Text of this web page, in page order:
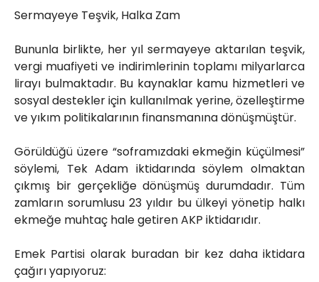
Sermayeye Teşvik, Halka Zam
Bununla birlikte, her yıl sermayeye aktarılan teşvik,
vergi muafiyeti ve indirimlerinin toplamı milyarlarca
lirayı bulmaktadır. Bu kaynaklar kamu hizmetleri ve
sosyal destekler için kullanılmak yerine, özelleştirme
ve yıkım politikalarının finansmanına dönüşmüştür.
Görüldüğü üzere “soframızdaki ekmeğin küçülmesi”
söylemi, Tek Adam iktidarında söylem olmaktan
çıkmış bir gerçekliğe dönüşmüş durumdadır. Tüm
zamların sorumlusu 23 yıldır bu ülkeyi yönetip halkı
ekmeğe muhtaç hale getiren AKP iktidarıdır.
Emek Partisi olarak buradan bir kez daha iktidara
çağırı yapıyoruz: